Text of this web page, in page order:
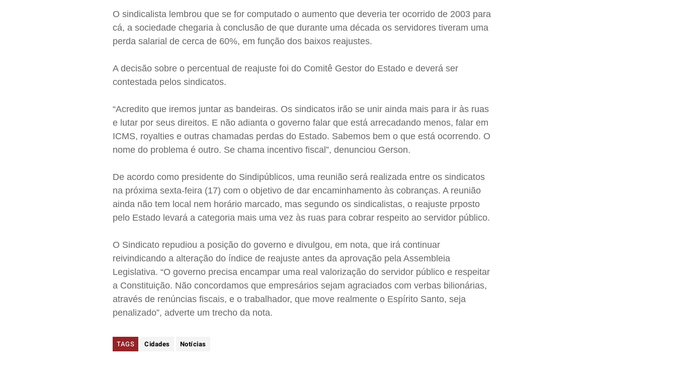
O sindicalista lembrou que se for computado o aumento que deveria ter ocorrido de 2003 para
cá, a sociedade chegaria à conclusão de que durante uma década os servidores tiveram uma
perda salarial de cerca de 60%, em função dos baixos reajustes.
A decisão sobre o percentual de reajuste foi do Comitê Gestor do Estado e deverá ser
contestada pelos sindicatos.
“Acredito que iremos juntar as bandeiras. Os sindicatos irão se unir ainda mais para ir às ruas
e lutar por seus direitos. E não adianta o governo falar que está arrecadando menos, falar em
ICMS, royalties e outras chamadas perdas do Estado. Sabemos bem o que está ocorrendo. O
nome do problema é outro. Se chama incentivo fiscal”, denunciou Gerson.
De acordo como presidente do Sindipúblicos, uma reunião será realizada entre os sindicatos
na próxima sexta-feira (17) com o objetivo de dar encaminhamento às cobranças. A reunião
ainda não tem local nem horário marcado, mas segundo os sindicalistas, o reajuste prposto
pelo Estado levará a categoria mais uma vez às ruas para cobrar respeito ao servidor público.
O Sindicato repudiou a posição do governo e divulgou, em nota, que irá continuar
reivindicando a alteração do índice de reajuste antes da aprovação pela Assembleia
Legislativa. “O governo precisa encampar uma real valorização do servidor público e respeitar
a Constituição. Não concordamos que empresários sejam agraciados com verbas bilionárias,
através de renúncias fiscais, e o trabalhador, que move realmente o Espírito Santo, seja
penalizado”, adverte um trecho da nota.
TAGS Cidades Notícias